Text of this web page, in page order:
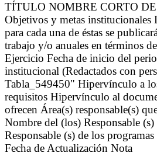
TÍTULO NOMBRE CORTO
Objetivos y metas institucionales
para cada una de éstas se
trabajo y/o anuales en términos
Ejercicio Fecha de inicio del
institucional (Redactados con
Tabla_549450" Hipervínculo a
requisitos Hipervínculo al
ofrecen Área(s) responsable(s)
Nombre del (los) Responsable
Responsable (s) de los
Fecha de Actualización Nota